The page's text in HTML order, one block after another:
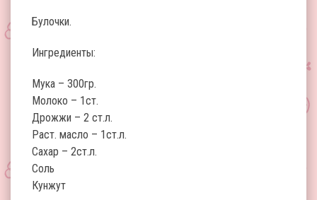
Булочки.
Ингредиенты:
Мука – 300гр.
Молоко – 1ст.
Дрожжи – 2 ст.л.
Раст. масло – 1ст.л.
Сахар – 2ст.л.
Соль
Кунжут